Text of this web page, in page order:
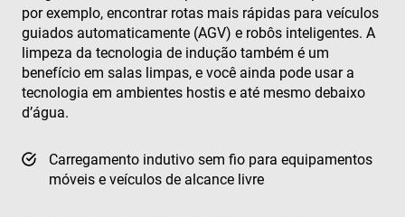
por exemplo, encontrar rotas mais rápidas para veículos
guiados automaticamente (AGV) e robôs inteligentes. A
limpeza da tecnologia de indução também é um
benefício em salas limpas, e você ainda pode usar a
tecnologia em ambientes hostis e até mesmo debaixo
d’água.
Carregamento indutivo sem fio para equipamentos
móveis e veículos de alcance livre